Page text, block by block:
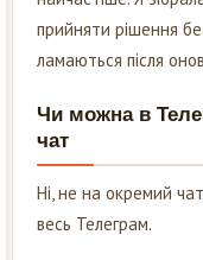
прийняти рішення
ламаються після
Чи можна в
чат
Ні, не на окремий
весь Телеграм.